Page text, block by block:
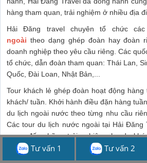
hàng tham quan, trải nghiệm ở nhiều địa
Hải Đăng travel chuyên tổ chức
ngoài theo dạng ghép đoàn hay đoàn
doanh nghiệp theo yêu cầu riêng. Các
tổ chức, dẫn đoàn tham quan: Thái Lan,
Quốc, Đài Loan, Nhật Bản,...
Tour khách lẻ ghép đoàn hoạt động
khách/ tuần. Khởi hành điều đặn hàng
du lịch ngoài nước theo từng nhu cầu
Các tour du lịch nước ngoài tại Hải Đăng
mang đến những trải nghiệm cho du
cuối. Bạn có thể tham khảo các tour du
Hải Đăng Travel dưới đây nhé.
Tư vấn 1 Tư vấn 2